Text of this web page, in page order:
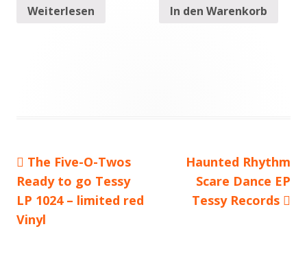
Weiterlesen In den Warenkorb
Beitragsnavigation
Vorheriger
Beitrag:
The Five-O-Twos
Ready to go Tessy
LP 1024 – limited red
Vinyl
Nächster
Beitrag
Haunted Rhythm
Scare Dance EP
Tessy Records